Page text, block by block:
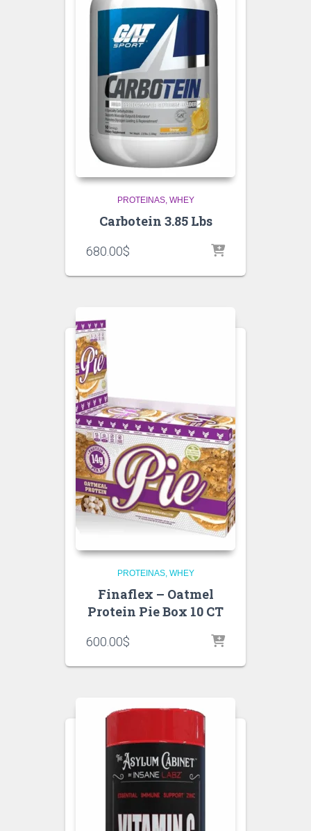
PROTEINAS WHEY
Carbotein 3.85 Lbs
680.00$
PROTEINAS WHEY
Finaflex – Oatmel
Protein Pie Box 10 CT
600.00$